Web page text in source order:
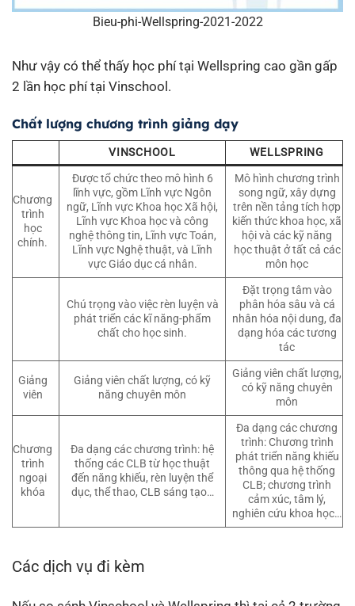
Bieu-phi-Wellspring-2021-2022
Như vậy có thể thấy học phí tại Wellspring cao gần gấp
2 lần học phí tại Vinschool.
Chất lượng chương trình giảng dạy
VINSCHOOL WELLSPRING
Chương
trình
học
chính.
Được tổ chức theo mô hình 6
lĩnh vực, gồm Lĩnh vực Ngôn
ngữ, Lĩnh vực Khoa học Xã hội,
Lĩnh vực Khoa học và công
nghệ thông tin, Lĩnh vực Toán,
Lĩnh vực Nghệ thuật, và Lĩnh
vực Giáo dục cá nhân.
Mô hình chương trình
song ngữ, xây dựng
trên nền tảng tích hợp
kiến thức khoa học, xã
hội và các kỹ năng
học thuật ở tất cả các
môn học
Chú trọng vào việc rèn luyện và
phát triển các kĩ năng-phẩm
chất cho học sinh.
Đặt trọng tâm vào
phân hóa sâu và cá
nhân hóa nội dung, đa
dạng hóa các tương
tác
Giảng
viên
Giảng viên chất lượng, có kỹ
năng chuyên môn
Giảng viên chất lượng,
có kỹ năng chuyên
môn
Chương
trình
ngoại
khóa
Đa dạng các chương trình: hệ
thống các CLB từ học thuật
đến năng khiếu, rèn luyện thể
dục, thể thao, CLB sáng tạo…
Đa dạng các chương
trình: Chương trình
phát triển năng khiếu
thông qua hệ thống
CLB; chương trình
cảm xúc, tâm lý,
nghiên cứu khoa học…
Các dịch vụ đi kèm